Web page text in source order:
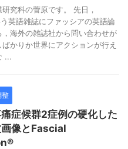
究科の菅原です。 先日，
う英語雑誌にファッシアの英語論
海外の雑誌社から問い合わせが
かりか世界にアクションが行え
...
整
症候群2症例の硬化した
像とFascial